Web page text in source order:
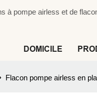
à pompe airless et de
DOMICILE
Flacon pompe airless en